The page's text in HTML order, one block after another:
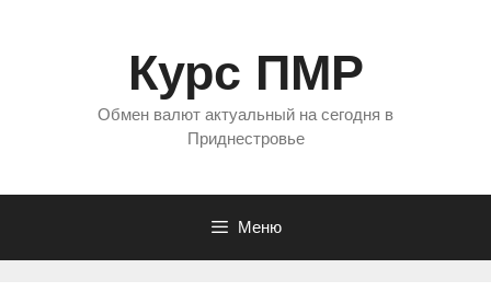
Курс ПМР
Обмен валют актуальный на сегодня в
Приднестровье
Меню